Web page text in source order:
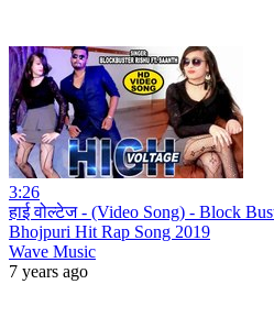
3:26
हाई वोल्टेज - (Video Song) - Block
Bhojpuri Hit Rap Song 2019
Wave Music
7 years ago